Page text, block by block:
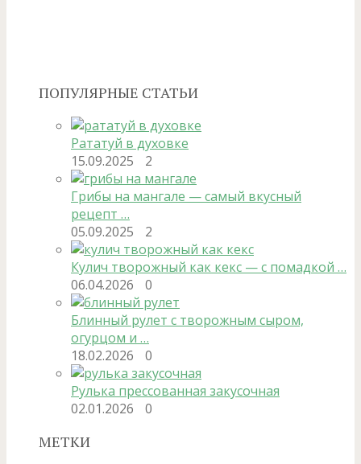
ПОПУЛЯРНЫЕ СТАТЬИ
Рататуй в духовке
15.09.2025
2
Грибы на мангале — самый вкусный
рецепт …
05.09.2025
2
Кулич творожный как кекс — с помадкой …
06.04.2026
0
Блинный рулет с творожным сыром,
огурцом и …
18.02.2026
0
Рулька прессованная закусочная
02.01.2026
0
МЕТКИ